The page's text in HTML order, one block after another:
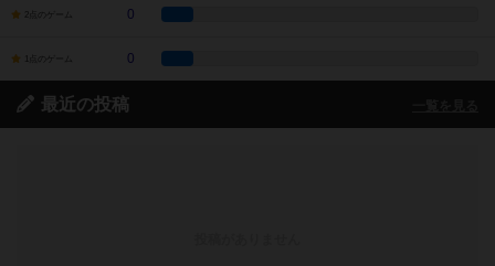
2点のゲーム 0
1点のゲーム 0
最近の投稿